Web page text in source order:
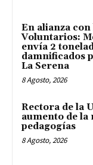
En alianza con
Voluntarios:
envía 2
damnificados
La Serena
8 Agosto, 2026
Rectora de la
aumento de
pedagogías
8 Agosto, 2026